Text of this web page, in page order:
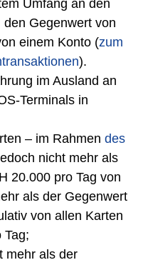
Umfang an den
Gegenwert von
einem Konto (zum
).
im Ausland an
Terminals in
– im Rahmen des
nicht mehr als
20.000 pro Tag von
als der Gegenwert
von allen Karten
Tag;
mehr als der